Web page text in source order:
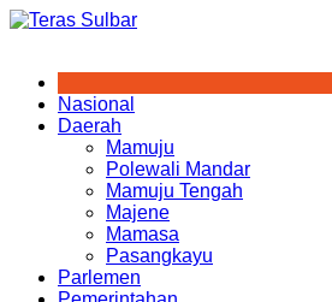
Skip
Nasional
Daerah
Mamuju
Polewali Mandar
Mamuju Tengah
Majene
Mamasa
Pasangkayu
Parlemen